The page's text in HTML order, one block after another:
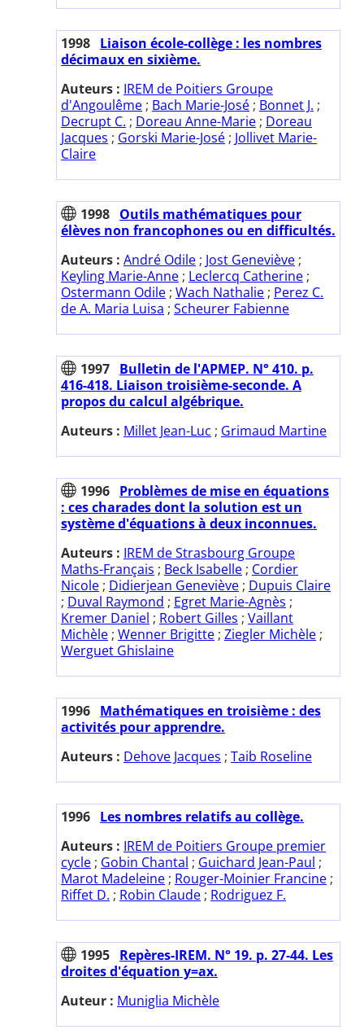
1998 Liaison école-collège : les nombres
décimaux en sixième.
Auteurs : IREM de Poitiers Groupe
d'Angoulême ; Bach Marie-José ; Bonnet J. ;
Decrupt C. ; Doreau Anne-Marie ; Doreau
Jacques ; Gorski Marie-José ; Jollivet Marie-
Claire
1998 Outils mathématiques pour
élèves non francophones ou en difficultés.
Auteurs : André Odile ; Jost Geneviève ;
Keyling Marie-Anne ; Leclercq Catherine ;
Ostermann Odile ; Wach Nathalie ; Perez C.
de A. Maria Luisa ; Scheurer Fabienne
1997 Bulletin de l'APMEP. N° 410. p.
416-418. Liaison troisième-seconde. A
propos du calcul algébrique.
Auteurs : Millet Jean-Luc ; Grimaud Martine
1996 Problèmes de mise en équations
: ces charades dont la solution est un
système d'équations à deux inconnues.
Auteurs : IREM de Strasbourg Groupe
Maths-Français ; Beck Isabelle ; Cordier
Nicole ; Didierjean Geneviève ; Dupuis Claire
; Duval Raymond ; Egret Marie-Agnès ;
Kremer Daniel ; Robert Gilles ; Vaillant
Michèle ; Wenner Brigitte ; Ziegler Michèle ;
Werguet Ghislaine
1996 Mathématiques en troisième : des
activités pour apprendre.
Auteurs : Dehove Jacques ; Taib Roseline
1996 Les nombres relatifs au collège.
Auteurs : IREM de Poitiers Groupe premier
cycle ; Gobin Chantal ; Guichard Jean-Paul ;
Marot Madeleine ; Rouger-Moinier Francine ;
Riffet D. ; Robin Claude ; Rodriguez F.
1995 Repères-IREM. N° 19. p. 27-44. Les
droites d'équation y=ax.
Auteur : Muniglia Michèle